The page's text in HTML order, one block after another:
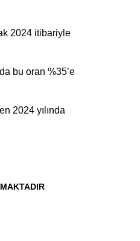
2024 itibariyle
bu oran %35’e
2024 yılında